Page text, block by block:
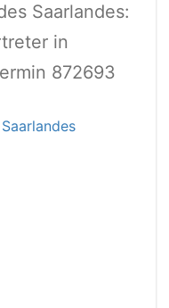
Saarlandes:
in
872693